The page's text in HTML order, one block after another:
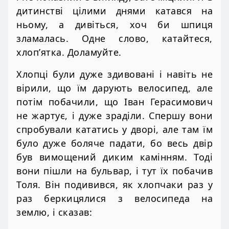
дитинстві цілими днями катався на
ньому, а дивіться, хоч би шпиця
зламалась. Одне слово, катайтеся,
хлоп’ятка. Доламуйте.
Хлопці були дуже здивовані і навіть не
вірили, що їм дарують велосипед, але
потім побачили, що Іван Герасимович
не жартує, і дуже зраділи. Спершу вони
спробували кататись у дворі, але там їм
було дуже боляче падати, бо весь двір
був вимощений диким камінням. Тоді
вони пішли на бульвар, і тут їх побачив
Толя. Він подивився, як хлопчаки раз у
раз беркицялися з велосипеда на
землю, і сказав: